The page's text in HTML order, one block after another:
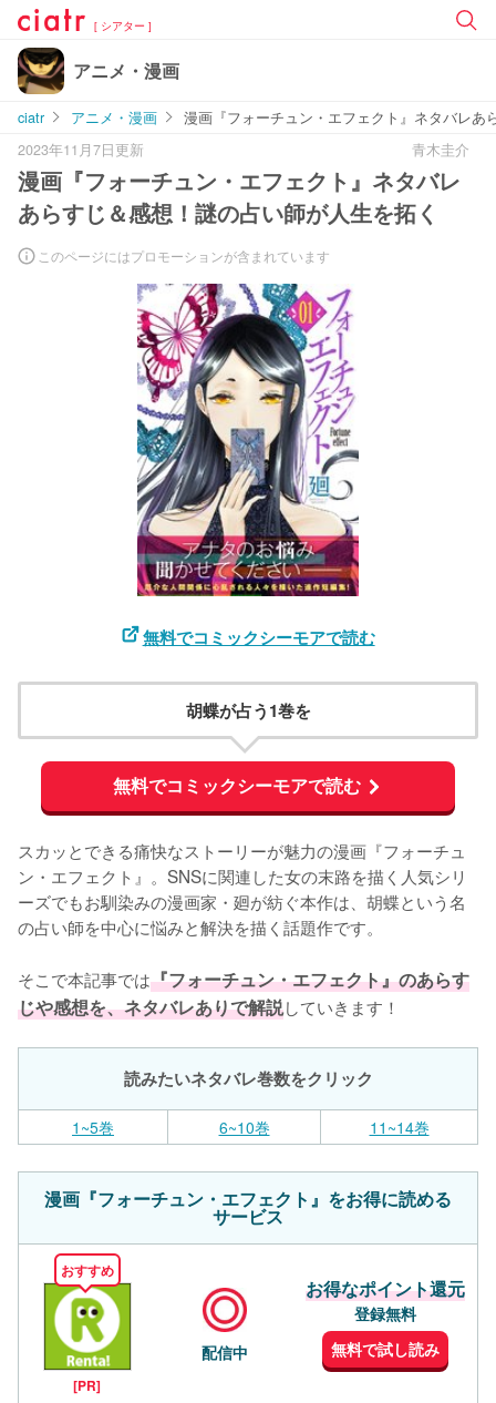
[ シアター ]
アニメ・漫画
ciatr アニメ・漫画
漫画『フォーチュン・エフェクト』ネタバレあ
2023年11月7日更新
青木圭介
漫画『フォーチュン・エフェクト』ネタバレ
あらすじ＆感想！謎の占い師が人生を拓く
このページにはプロモーションが含まれています
無料でコミックシーモアで読む
胡蝶が占う1巻を
無料でコミックシーモアで読む
スカッとできる痛快なストーリーが魅力の漫画『フォーチュ
ン・エフェクト』。SNSに関連した女の末路を描く人気シリ
ーズでもお馴染みの漫画家・廻が紡ぐ本作は、胡蝶という名
の占い師を中心に悩みと解決を描く話題作です。
そこで本記事では『フォーチュン・エフェクト』のあらす
じや感想を、ネタバレありで解説していきます！
読みたいネタバレ巻数をクリック
1~5巻 6~10巻 11~14巻
漫画『フォーチュン・エフェクト』をお得に読める
サービス
おすすめ
[PR]
配信中
お得なポイント還元
登録無料
無料で試し読み